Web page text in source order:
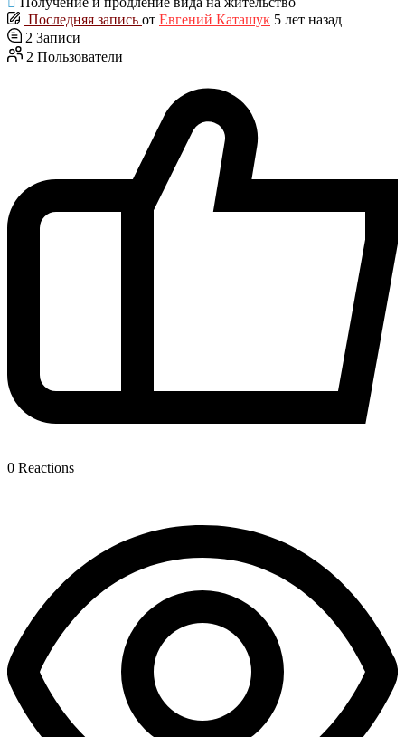
Последняя запись от Евгений Каташук 5 лет назад
2 Записи
2 Пользователи
0 Reactions